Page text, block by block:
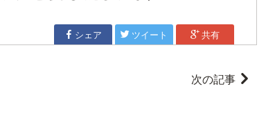
 シェア  ツイート  共有
次の記事 